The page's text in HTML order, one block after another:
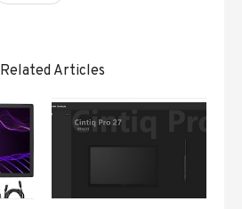
Related Articles